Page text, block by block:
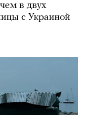
в двух
с Украиной